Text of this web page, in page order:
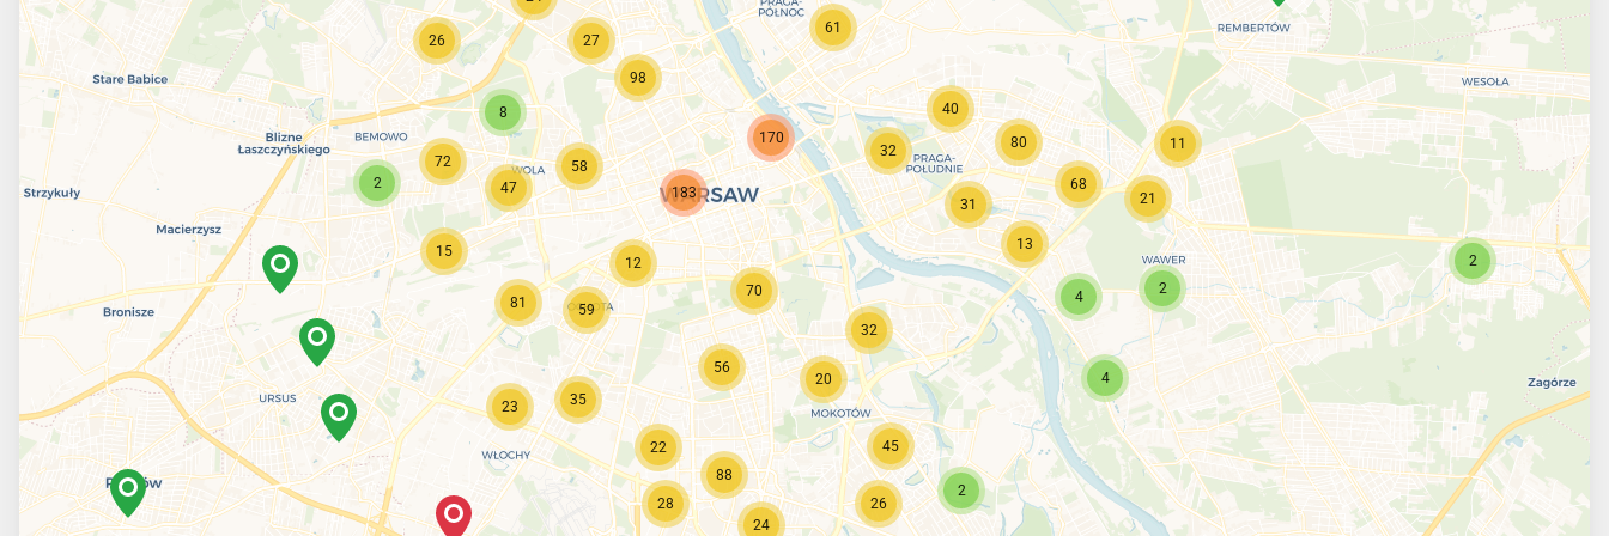
32
40
31
12
58
27
13
56
4
8
47
22
15
4
21
2
35
2
26
28
11
170
61
32
70
183
98
80
20
59
68
45
81
88
26
24
72
23
2
2